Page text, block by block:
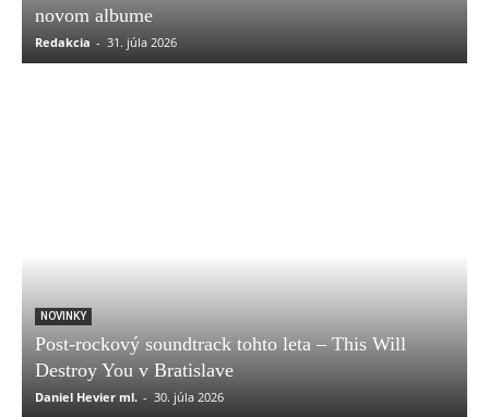
novom albume
Redakcia - 31. júla 2026
NOVINKY
Post-rockový soundtrack tohto leta – This Will
Destroy You v Bratislave
Daniel Hevier ml. - 30. júla 2026